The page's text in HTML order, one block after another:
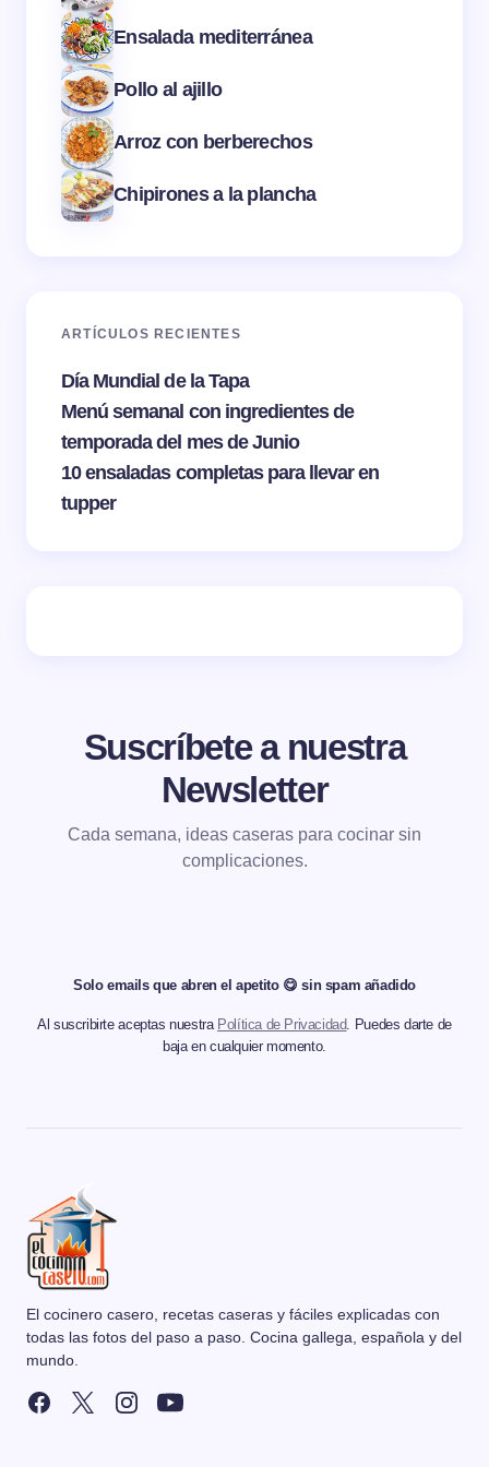
Ensalada mediterránea
Pollo al ajillo
Arroz con berberechos
Chipirones a la plancha
ARTÍCULOS RECIENTES
Día Mundial de la Tapa
Menú semanal con ingredientes de
temporada del mes de Junio
10 ensaladas completas para llevar en
tupper
Suscríbete a nuestra
Newsletter
Cada semana, ideas caseras para cocinar sin
complicaciones.
Solo emails que abren el apetito 😋 sin spam añadido
Al suscribirte aceptas nuestra Política de Privacidad. Puedes darte de
baja en cualquier momento.
El cocinero casero, recetas caseras y fáciles explicadas con
todas las fotos del paso a paso. Cocina gallega, española y del
mundo.